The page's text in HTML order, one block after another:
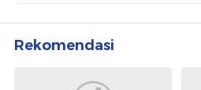
Rekomendasi